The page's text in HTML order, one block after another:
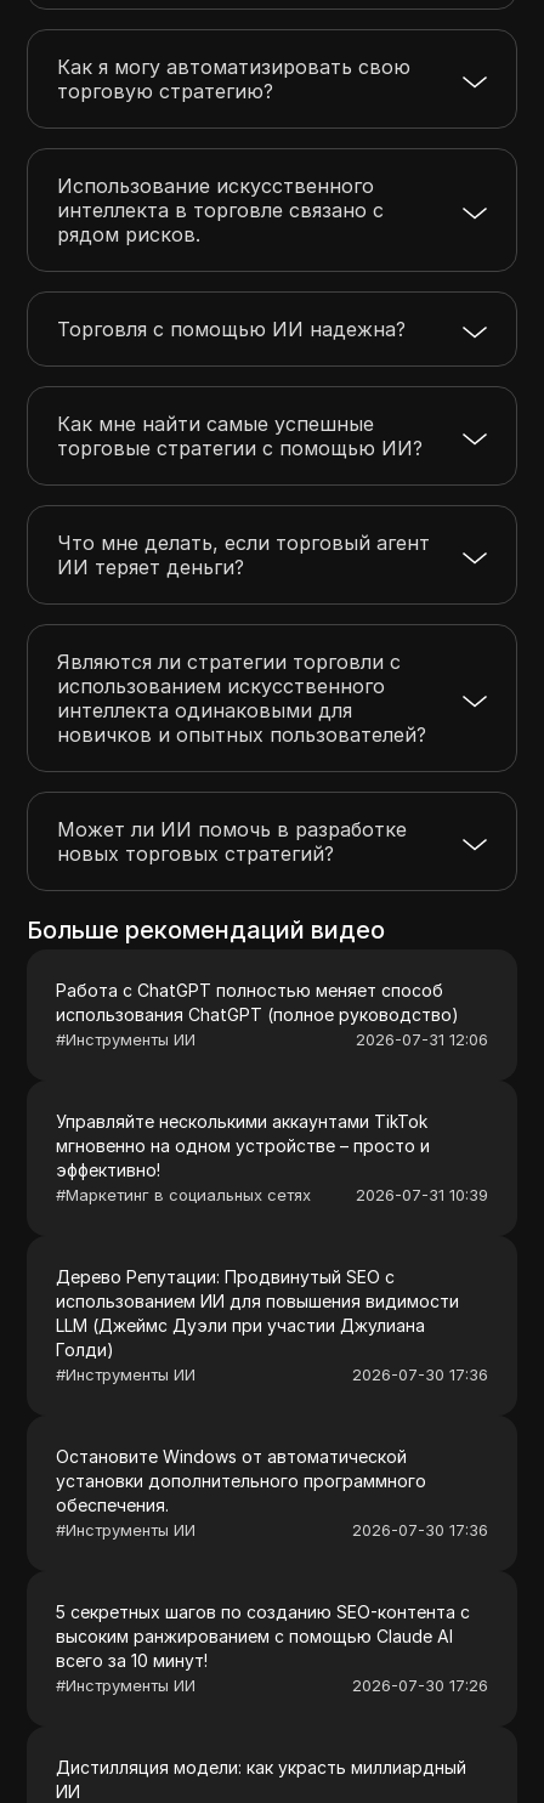
Как я могу автоматизировать свою
торговую стратегию?
Использование искусственного
интеллекта в торговле связано с
рядом рисков.
Торговля с помощью ИИ надежна?
Как мне найти самые успешные
торговые стратегии с помощью ИИ?
Что мне делать, если торговый агент
ИИ теряет деньги?
Являются ли стратегии торговли с
использованием искусственного
интеллекта одинаковыми для
новичков и опытных пользователей?
Может ли ИИ помочь в разработке
новых торговых стратегий?
Больше рекомендаций видео
Работа с ChatGPT полностью меняет способ
использования ChatGPT (полное руководство)
#Инструменты ИИ 2026-07-31 12:06
Управляйте несколькими аккаунтами TikTok
мгновенно на одном устройстве – просто и
эффективно!
#Маркетинг в социальных сетях 2026-07-31 10:39
Дерево Репутации: Продвинутый SEO с
использованием ИИ для повышения видимости
LLM (Джеймс Дуэли при участии Джулиана
Голди)
#Инструменты ИИ 2026-07-30 17:36
Остановите Windows от автоматической
установки дополнительного программного
обеспечения.
#Инструменты ИИ 2026-07-30 17:36
5 секретных шагов по созданию SEO-контента с
высоким ранжированием с помощью Claude AI
всего за 10 минут!
#Инструменты ИИ 2026-07-30 17:26
Дистилляция модели: как украсть миллиардный
ИИ